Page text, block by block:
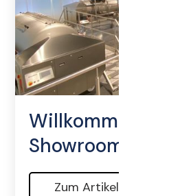
Willkommen in
Showroom!
Zum Artikel